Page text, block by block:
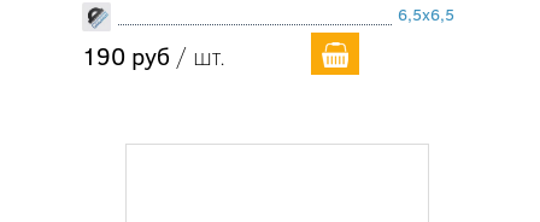
6,5x6,5
190 руб / шт.